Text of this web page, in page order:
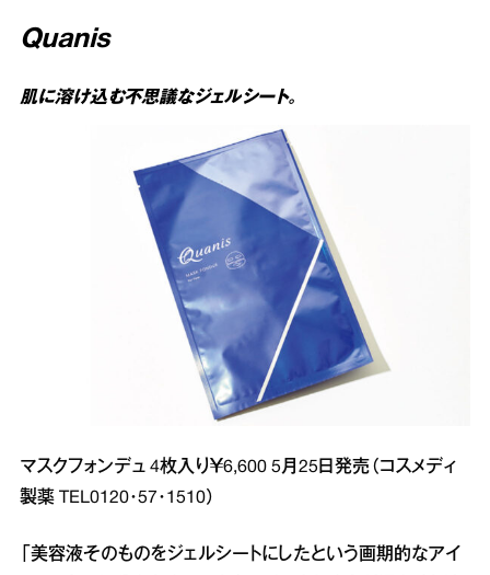
Quanis
肌に溶け込む不思議なジェルシート。
マスクフォンデュ 4枚入り￥6,600 5月25日発売（コスメディ
製薬 TEL0120･57･1510）
「美容液そのものをジェルシートにしたという画期的なアイ